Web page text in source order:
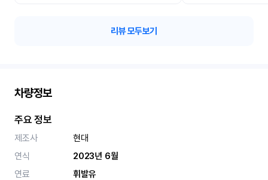
리뷰 모두보기
차량정보
주요 정보
제조사
현대
연식
2023년 6월
연료
휘발유